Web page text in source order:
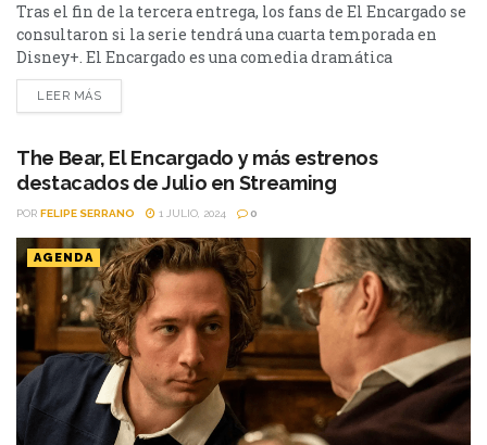
Tras el fin de la tercera entrega, los fans de El Encargado se
consultaron si la serie tendrá una cuarta temporada en
Disney+. El Encargado es una comedia dramática
argentina y fue el gran éxito de Star+ en el 2022 y 2023. La
serie sigue la historia de Eliseo que trabaja como
LEER MÁS
The Bear, El Encargado y más estrenos
destacados de Julio en Streaming
POR FELIPE SERRANO 1 JULIO, 2024 0
AGENDA